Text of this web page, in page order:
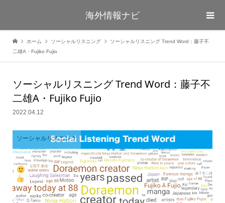
海外情報ナビ
ホーム ソーシャルリスニング
ソーシャルリスニング Trend Word：藤子不
二雄A・Fujiko Fujio
ソーシャルリスニング Trend Word：藤子不
二雄A・Fujiko Fujio
2022.04.12
ソーシャルリスニング